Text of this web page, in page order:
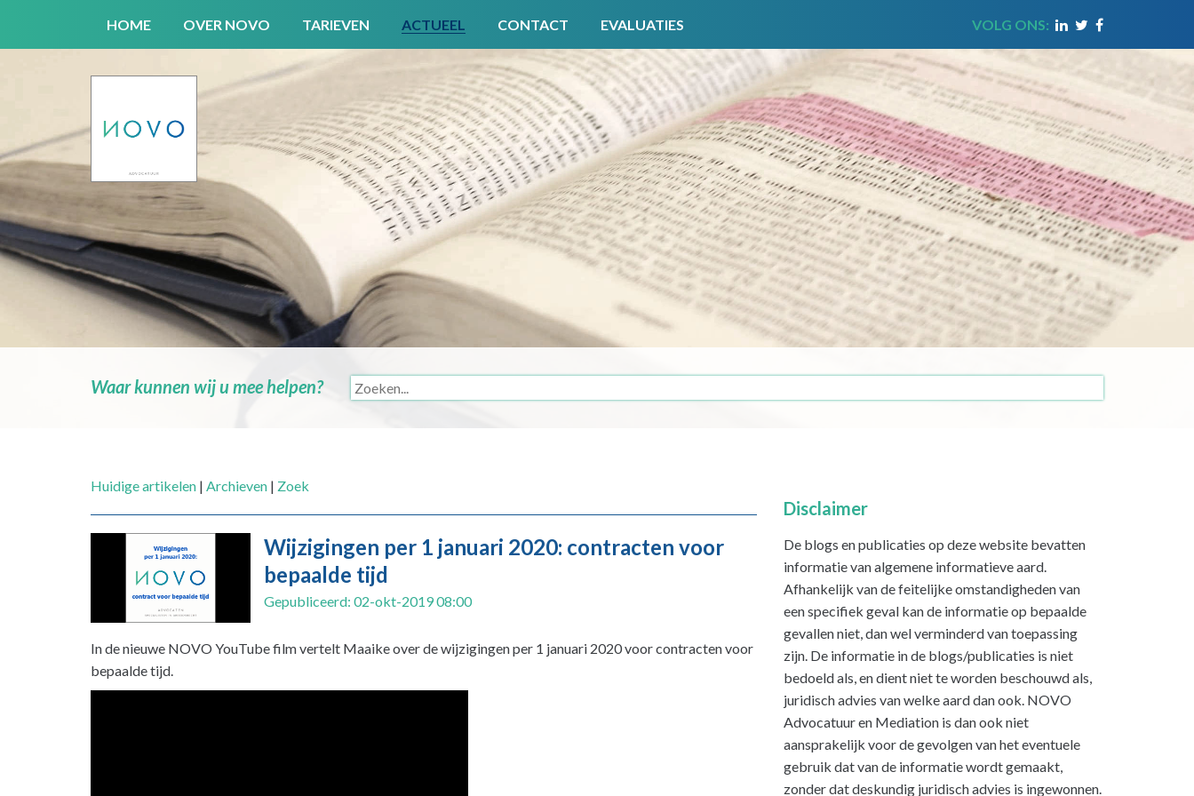
VOLG ONS:
HOME OVER NOVO TARIEVEN ACTUEEL CONTACT EVALUATIES
Waar kunnen wij u mee helpen?
Huidige artikelen | Archieven | Zoek
Wijzigingen per 1 januari 2020: contracten voor
bepaalde tijd
Gepubliceerd: 02-okt-2019 08:00
In de nieuwe NOVO YouTube film vertelt Maaike over de wijzigingen per 1 januari 2020 voor contracten voor
bepaalde tijd.
Disclaimer
De blogs en publicaties op deze website bevatten
informatie van algemene informatieve aard.
Afhankelijk van de feitelijke omstandigheden van
een specifiek geval kan de informatie op bepaalde
gevallen niet, dan wel verminderd van toepassing
zijn. De informatie in de blogs/publicaties is niet
bedoeld als, en dient niet te worden beschouwd als,
juridisch advies van welke aard dan ook. NOVO
Advocatuur en Mediation is dan ook niet
aansprakelijk voor de gevolgen van het eventuele
gebruik dat van de informatie wordt gemaakt,
zonder dat deskundig juridisch advies is ingewonnen.